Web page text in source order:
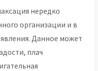
нередко
организации и в
Данное может
плач